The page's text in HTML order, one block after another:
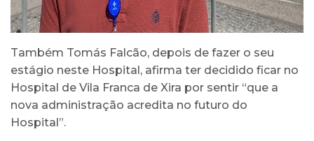
Também Tomás Falcão, depois de fazer o seu
estágio neste Hospital, afirma ter decidido ficar no
Hospital de Vila Franca de Xira por sentir “que a
nova administração acredita no futuro do
Hospital”.